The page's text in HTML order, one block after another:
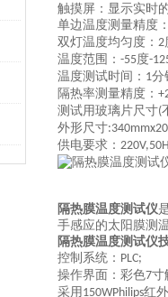
触摸屏： 显示实时
单边温度测量精度
双灯温度均匀度： 2
温度范围： -55度-
温度测试时间： 1分
隔热率测量精度 ：
测试用玻璃片尺寸(
外形尺寸
供电要求：
隔热膜温度测试仪
手感应的太阳膜测
隔热膜温度测试仪
控制系统： PLC;
操作界面：彩色7寸
采用 150WPhilips红